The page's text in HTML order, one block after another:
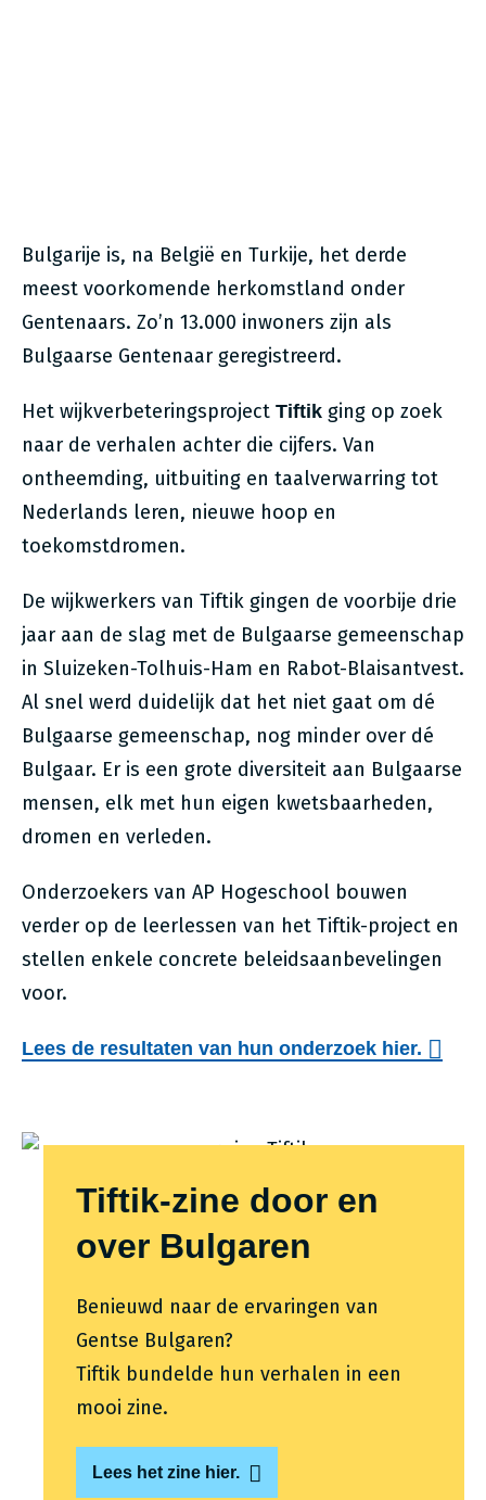
Bulgarije is, na België en Turkije, het derde
meest voorkomende herkomstland onder
Gentenaars. Zo’n 13.000 inwoners zijn als
Bulgaarse Gentenaar geregistreerd.
Het wijkverbeteringsproject Tiftik ging op zoek
naar de verhalen achter die cijfers. Van
ontheemding, uitbuiting en taalverwarring tot
Nederlands leren, nieuwe hoop en
toekomstdromen.
De wijkwerkers van Tiftik gingen de voorbije drie
jaar aan de slag met de Bulgaarse gemeenschap
in Sluizeken-Tolhuis-Ham en Rabot-Blaisantvest.
Al snel werd duidelijk dat het niet gaat om dé
Bulgaarse gemeenschap, nog minder over dé
Bulgaar. Er is een grote diversiteit aan Bulgaarse
mensen, elk met hun eigen kwetsbaarheden,
dromen en verleden.
Onderzoekers van AP Hogeschool bouwen
verder op de leerlessen van het Tiftik-project en
stellen enkele concrete beleidsaanbevelingen
voor.
Lees de resultaten van hun onderzoek hier.
Tiftik-zine door en
over Bulgaren
Benieuwd naar de ervaringen van
Gentse Bulgaren?
Tiftik bundelde hun verhalen in een
mooi zine.
Lees het zine hier.